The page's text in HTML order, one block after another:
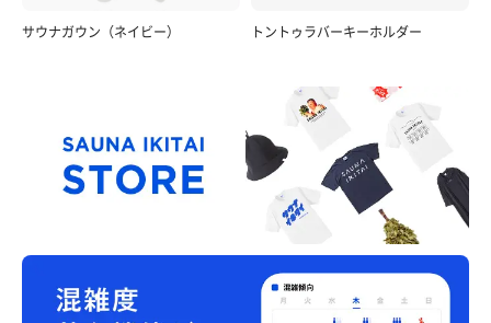
サウナガウン（ネイビー） トントゥラバーキーホルダー